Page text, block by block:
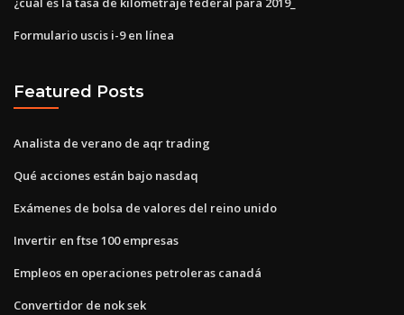
Formulario uscis i-9 en línea
Featured Posts
Analista de verano de aqr trading
Qué acciones están bajo nasdaq
Exámenes de bolsa de valores del reino unido
Invertir en ftse 100 empresas
Empleos en operaciones petroleras canadá
Convertidor de nok sek